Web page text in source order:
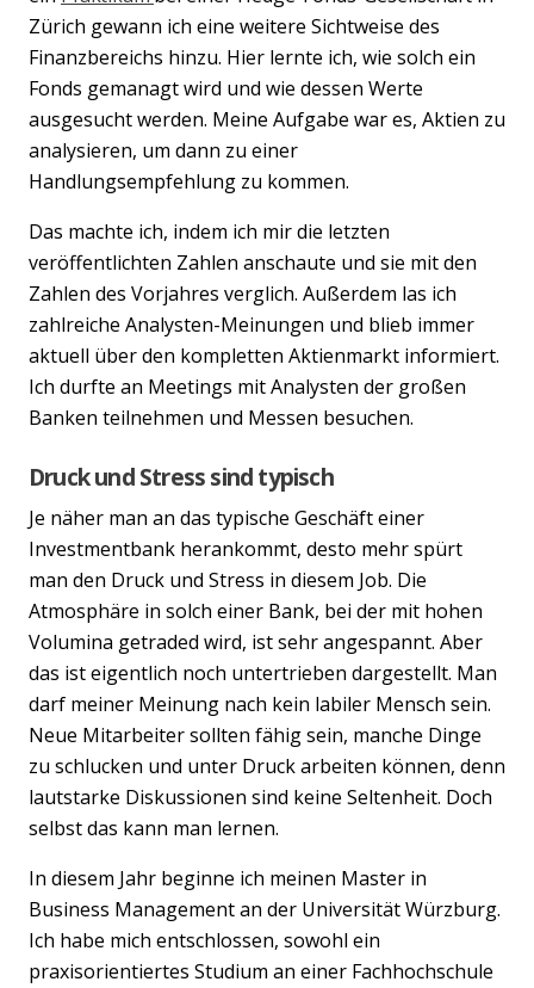
Zürich gewann ich eine weitere Sichtweise des
Finanzbereichs hinzu. Hier lernte ich, wie solch ein
Fonds gemanagt wird und wie dessen Werte
ausgesucht werden. Meine Aufgabe war es, Aktien zu
analysieren, um dann zu einer
Handlungsempfehlung zu kommen.
Das machte ich, indem ich mir die letzten
veröffentlichten Zahlen anschaute und sie mit den
Zahlen des Vorjahres verglich. Außerdem las ich
zahlreiche Analysten-Meinungen und blieb immer
aktuell über den kompletten Aktienmarkt informiert.
Ich durfte an Meetings mit Analysten der großen
Banken teilnehmen und Messen besuchen.
Druck und Stress sind typisch
Je näher man an das typische Geschäft einer
Investmentbank herankommt, desto mehr spürt
man den Druck und Stress in diesem Job. Die
Atmosphäre in solch einer Bank, bei der mit hohen
Volumina getraded wird, ist sehr angespannt. Aber
das ist eigentlich noch untertrieben dargestellt. Man
darf meiner Meinung nach kein labiler Mensch sein.
Neue Mitarbeiter sollten fähig sein, manche Dinge
zu schlucken und unter Druck arbeiten können, denn
lautstarke Diskussionen sind keine Seltenheit. Doch
selbst das kann man lernen.
In diesem Jahr beginne ich meinen Master in
Business Management an der Universität Würzburg.
Ich habe mich entschlossen, sowohl ein
praxisorientiertes Studium an einer Fachhochschule